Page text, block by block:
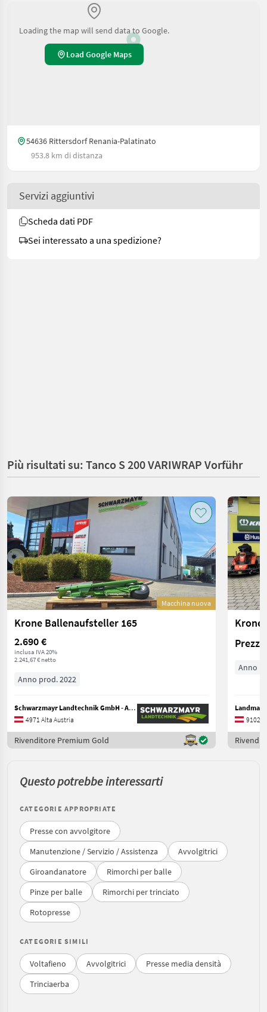
Loading the map will send data to Google.
Load Google Maps
54636 Rittersdorf Renania-Palatinato
953.8 km di distanza
Servizi aggiuntivi
Scheda dati PDF
Sei interessato a una spedizione?
Più risultati su: Tanco S 200 VARIWRAP Vorführ
Macchina nuova
Krone Ballenaufsteller 165
2.690 €
inclusa IVA 20%
2.241,67 € netto
Anno prod. 2022
Schwarzmayr Landtechnik GmbH - Aurolzmünster
4971 Alta Austria
Rivenditore Premium Gold
Anno
9102
Questo potrebbe interessarti
CATEGORIE APPROPRIATE
Presse con avvolgitore
Manutenzione / Servizio / Assistenza
Avvolgitrici
Giroandanatore
Rimorchi per balle
Pinze per balle
Rimorchi per trinciato
Rotopresse
CATEGORIE SIMILI
Voltafieno Avvolgitrici
Presse media densità
Trinciaerba